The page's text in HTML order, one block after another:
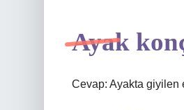
Ayak
Cevap: Ayakta giyilen